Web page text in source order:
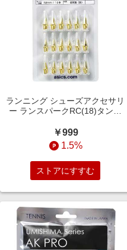
ランニング シューズアクセサリ
ー ランスパークRC(18)タンイ
￥999
1.5%
ストアにすすむ